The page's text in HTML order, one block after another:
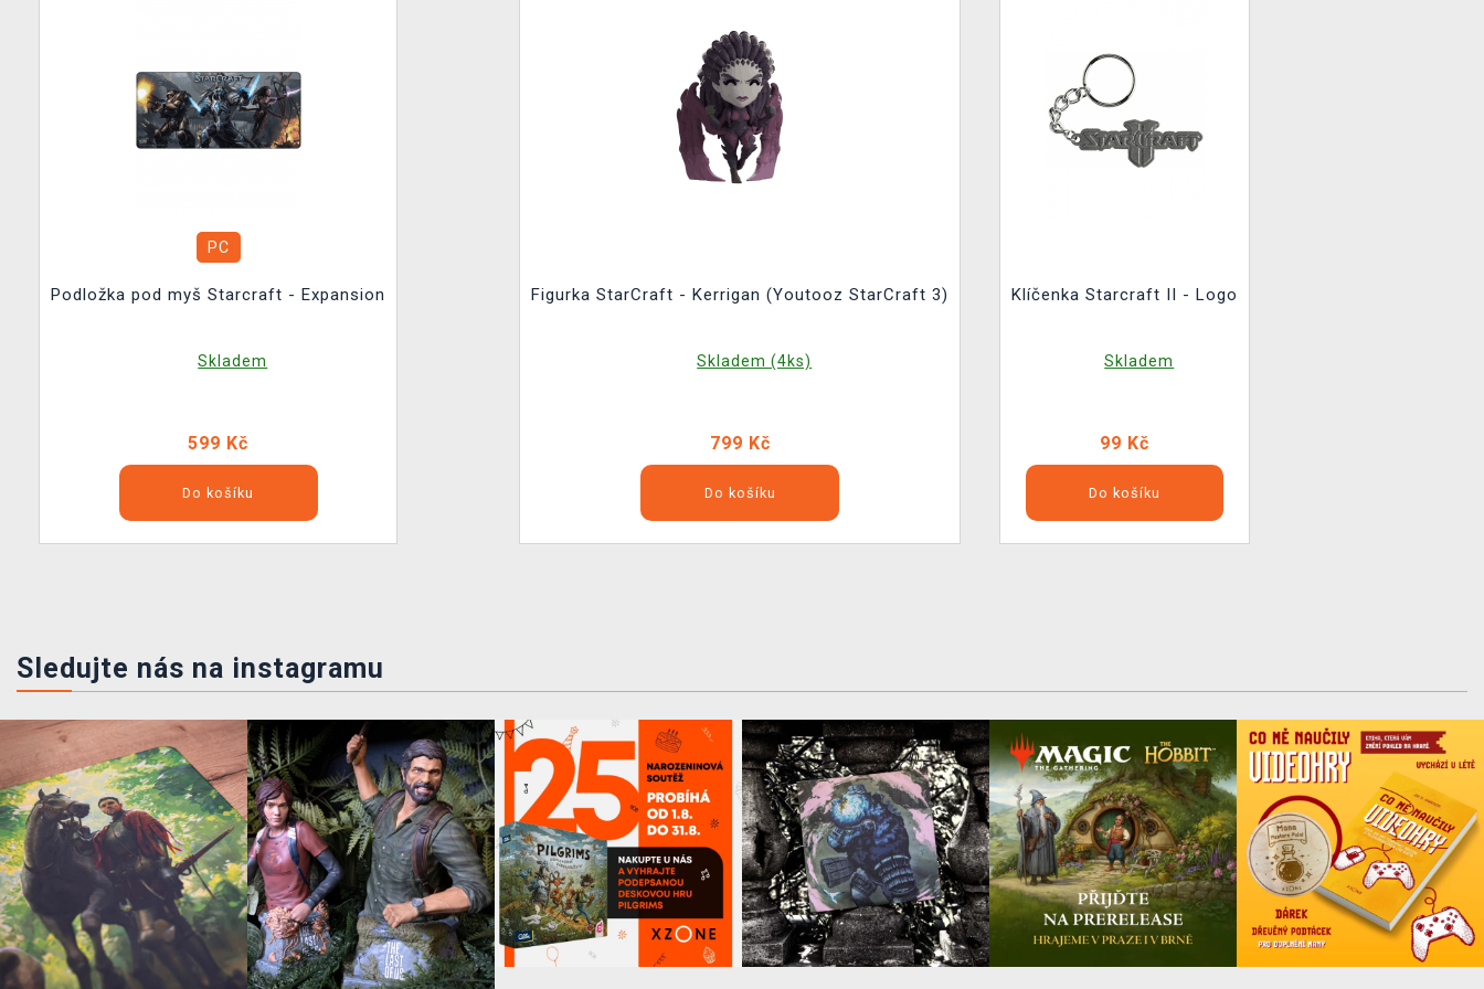
PC
Podložka pod myš Starcraft - Expansion
Skladem
599 Kč
Do košíku
Figurka StarCraft - Kerrigan (Youtooz StarCraft 3)
Skladem (4ks)
799 Kč
Do košíku
Klíčenka Starcraft II - Logo
Skladem
99 Kč
Do košíku
Sledujte nás na instagramu